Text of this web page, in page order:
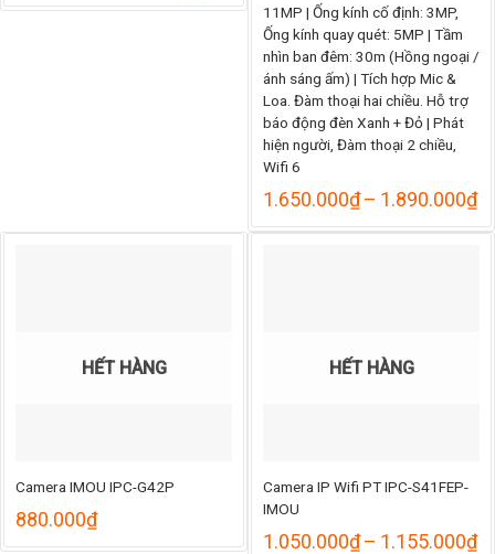
là:
tại
7.599.000₫.
11MP | Ống kính cố định: 3MP,
Ống kính quay quét: 5MP | Tầm
nhìn ban đêm: 30m (Hồng ngoại /
ánh sáng ấm) | Tích hợp Mic &
Loa. Đàm thoại hai chiều. Hỗ trợ
báo động đèn Xanh + Đỏ | Phát
hiện người, Đàm thoại 2 chiều,
Wifi 6
1.650.000₫– 1.890.000₫
từ
HẾT HÀNG
Camera IMOU IPC-G42P
880.000₫
HẾT HÀNG
Camera IP Wifi PT IPC-S41FEP-
IMOU
1.050.000₫– 1.155.000₫